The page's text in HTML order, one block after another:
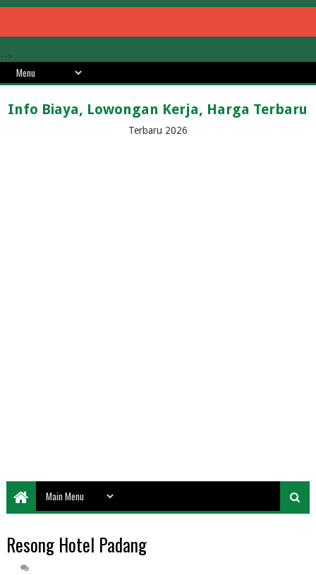
-->
Info Biaya, Lowongan Kerja, Harga Terbaru
Terbaru 2026
Resong Hotel Padang